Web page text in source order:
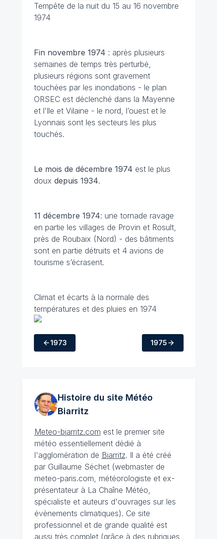
Tempête de la nuit du 15 au 16 novembre
1974
Fin novembre 1974 : après plusieurs
semaines de temps très perturbé,
plusieurs régions sont gravement
touchées par les inondations - le plan
ORSEC est déclenché dans la Mayenne
et l’Ile et Vilaine - le nord, l’ouest et le
Lyonnais sont les secteurs les plus
touchés.
Le mois de décembre 1974 est le plus
doux depuis 1934.
11 décembre 1974: une tornade ravage
en partie les villages de Provin et Rosult,
près de Roubaix (Nord) - des bâtiments
sont en partie détruits et 4 avions de
tourisme s’écrasent.
Climat et écarts à la normale des
températures et des pluies en 1974
1973 1975
Histoire du site Météo
Biarritz
Meteo-biarritz.com est le premier site
météo essentiellement dédié à
l'agglomération de Biarritz. Il a été créé
par Guillaume Séchet (webmaster de
meteo-paris.com, météorologiste et ex-
présentateur à La Chaîne Météo,
spécialiste et auteurs d'ouvrages sur les
évènements climatiques). Ce site
professionnel et de grande qualité est
aussi très complet (grâce à des rubriques